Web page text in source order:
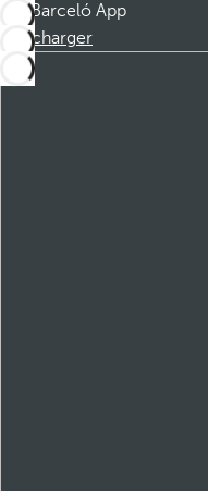
Barceló App
Télécharger